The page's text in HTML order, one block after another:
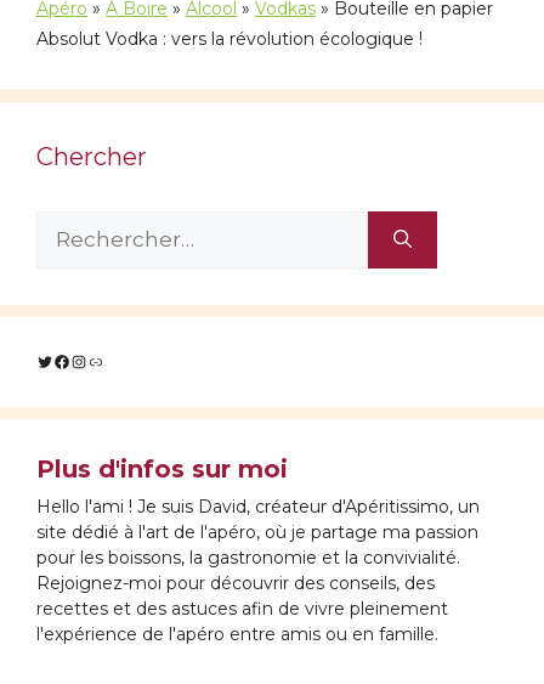
Apéro » À Boire » Alcool » Vodkas » Bouteille en papier
Absolut Vodka : vers la révolution écologique !
Chercher
Twitter
Facebook
Instagram
Lien
Plus d'infos sur moi
Hello l'ami ! Je suis David, créateur d'Apéritissimo, un
site dédié à l'art de l'apéro, où je partage ma passion
pour les boissons, la gastronomie et la convivialité.
Rejoignez-moi pour découvrir des conseils, des
recettes et des astuces afin de vivre pleinement
l'expérience de l'apéro entre amis ou en famille.